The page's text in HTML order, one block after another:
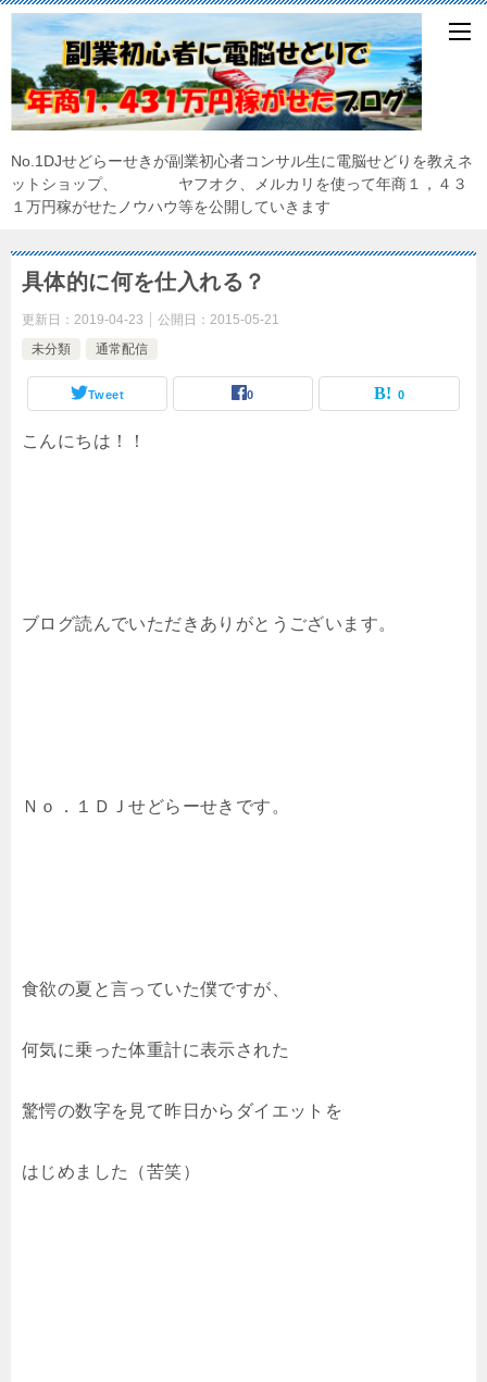
No.1DJせどらーせきが副業初心者コンサル生に電脳せどりを教えネ
ットショップ、 ヤフオク、メルカリを使って年商１，４３
１万円稼がせたノウハウ等を公開していきます
具体的に何を仕入れる？
更新日： 2019-04-23 公開日： 2015-05-21
未分類
通常配信
Tweet 0 0
こんにちは！！
ブログ読んでいただきありがとうございます。
Ｎｏ．１ＤＪせどらーせきです。
食欲の夏と言っていた僕ですが、
何気に乗った体重計に表示された
驚愕の数字を見て昨日からダイエットを
はじめました（苦笑）